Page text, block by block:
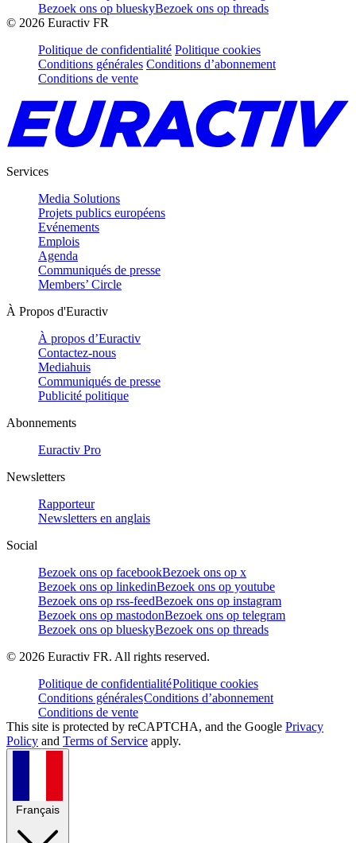
Bezoek ons op blueskyBezoek ons op threads
© 2026 Euractiv FR
Politique de confidentialité Politique cookies
Conditions générales Conditions d’abonnement
Conditions de vente
Services
Media Solutions
Projets publics européens
Evénements
Emplois
Agenda
Communiqués de presse
Members’ Circle
À Propos d'Euractiv
À propos d’Euractiv
Contactez-nous
Mediahuis
Communiqués de presse
Publicité politique
Abonnements
Euractiv Pro
Newsletters
Rapporteur
Newsletters en anglais
Social
Bezoek ons op facebookBezoek ons op x
Bezoek ons op linkedinBezoek ons op youtube
Bezoek ons op rss-feedBezoek ons op instagram
Bezoek ons op mastodonBezoek ons op telegram
Bezoek ons op blueskyBezoek ons op threads
© 2026 Euractiv FR. All rights reserved.
Politique de confidentialitéPolitique cookies
Conditions généralesConditions d’abonnement
Conditions de vente
This site is protected by reCAPTCHA, and the Google Privacy
Policy and Terms of Service apply.
Français